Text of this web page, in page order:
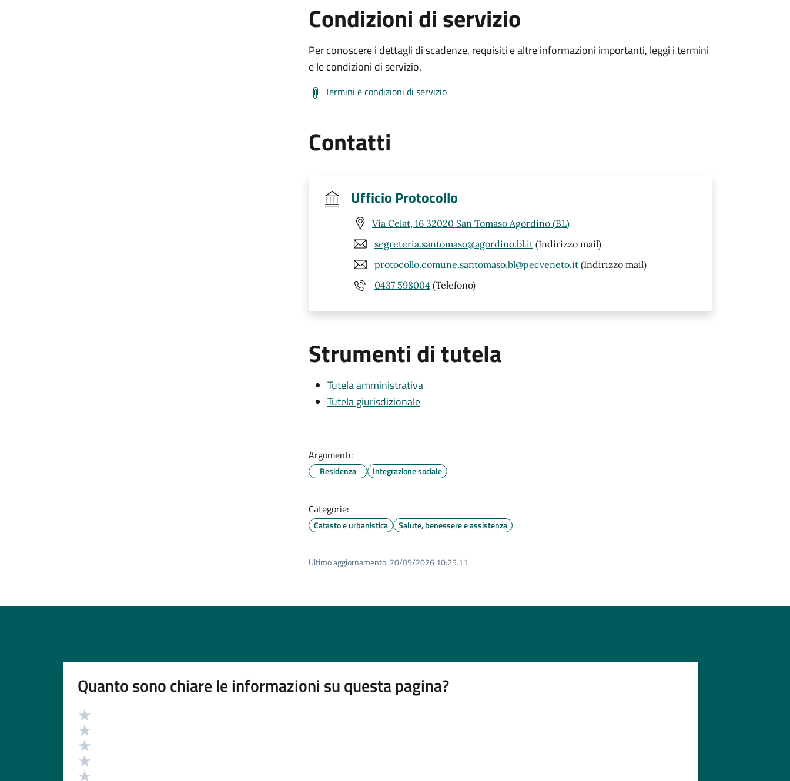
Condizioni di servizio
Per conoscere i dettagli di scadenze, requisiti e altre informazioni importanti, leggi i termini
e le condizioni di servizio.
Termini e condizioni di servizio
Contatti
Ufficio Protocollo
Via Celat, 16 32020 San Tomaso Agordino (BL)
segreteria.santomaso@agordino.bl.it (Indirizzo mail)
protocollo.comune.santomaso.bl@pecveneto.it (Indirizzo mail)
0437 598004 (Telefono)
Strumenti di tutela
Tutela amministrativa
Tutela giurisdizionale
Argomenti:
Residenza Integrazione sociale
Categorie:
Catasto e urbanistica Salute, benessere e assistenza
Ultimo aggiornamento: 20/05/2026 10:25.11
Quanto sono chiare le informazioni su questa pagina?
Valutazione